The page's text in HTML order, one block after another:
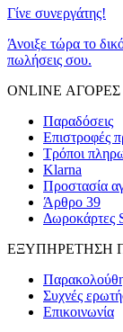
Γίνε συνεργάτης!
Άνοιξε τώρα το
πωλήσεις σου.
ONLINE ΑΓΟΡΕΣ
Παραδόσεις
Επιστροφές
Τρόποι
Klarna
Προστασία
Άρθρο 39
Δωροκάρτες
ΕΞΥΠΗΡΕΤΗΣΗ
Συχνές
Επικοινωνία